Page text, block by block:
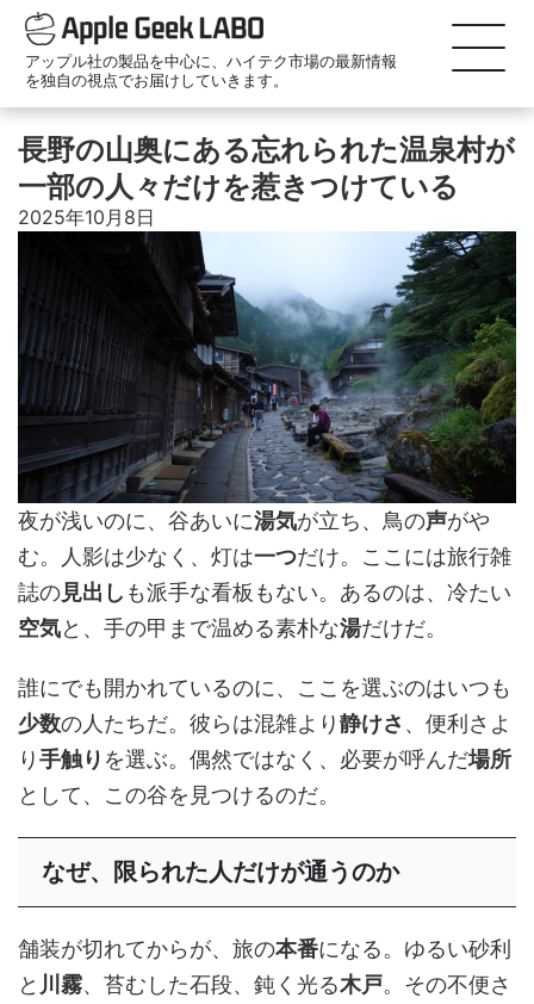
アップル社の製品を中心に、ハイテク市場の最新情報
を独自の視点でお届けしていきます。
長野の山奥にある忘れられた温泉村が
一部の人々だけを惹きつけている
2025年10月8日
夜が浅いのに、谷あいに湯気が立ち、鳥の声がや
む。人影は少なく、灯は一つだけ。ここには旅行雑
誌の見出し も派手な看板もない。あるのは、冷たい
空気と、手の甲まで温める素朴な湯だけだ。
誰にでも開かれているのに、ここを選ぶのはいつも
少数の人たちだ。彼らは混雑より静けさ 、便利さよ
り手触り を選ぶ。偶然ではなく、必要が呼んだ場所
として、この谷を見つけるのだ。
なぜ、限られた人だけが通うのか
舗装が切れてからが、旅の本番になる。ゆるい砂利
と 川霧、苔むした石段、鈍く光る木戸。その不便さ